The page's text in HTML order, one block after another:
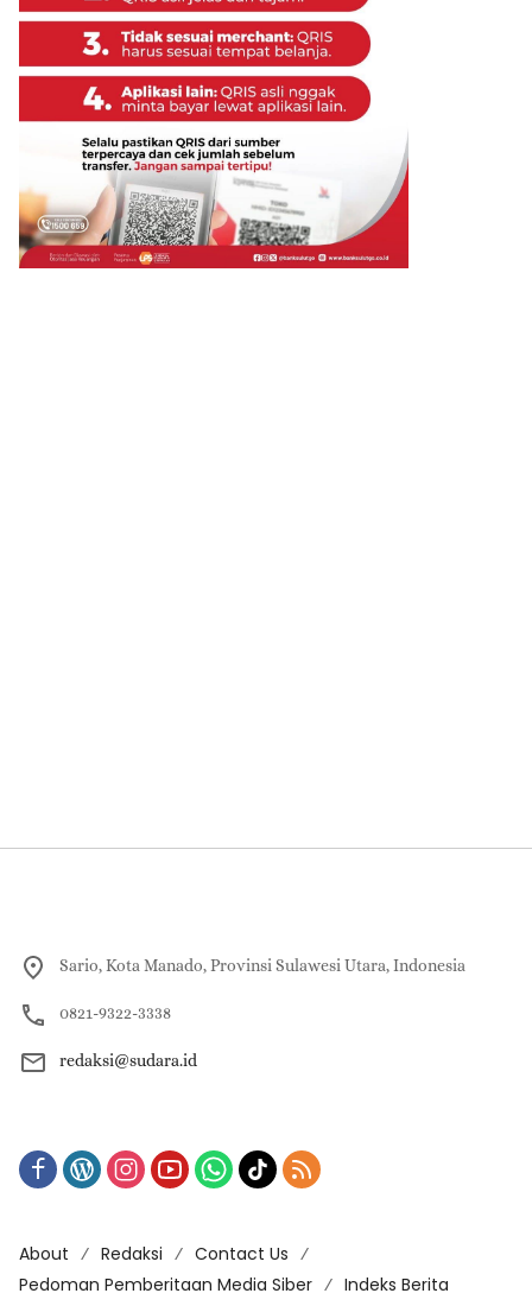
Sario, Kota Manado, Provinsi Sulawesi Utara, Indonesia
0821-9322-3338
redaksi@sudara.id
About Redaksi
Contact Us
Pedoman Pemberitaan Media Siber
Indeks Berita